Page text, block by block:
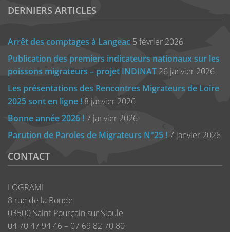
DERNIERS ARTICLES
Arrêt des comptages à Langeac 5 février 2026
Publication des premiers indicateurs nationaux sur les
poissons migrateurs – projet INDINAT 26 janvier 2026
Les présentations des Rencontres Migrateurs de Loire
2025 sont en ligne ! 8 janvier 2026
Bonne année 2026 ! 7 janvier 2026
Parution de Paroles de Migrateurs N°25 ! 7 janvier 2026
CONTACT
LOGRAMI
8 rue de la Ronde
03500 Saint-Pourçain sur Sioule
04 70 47 94 46 – 07 69 82 70 80